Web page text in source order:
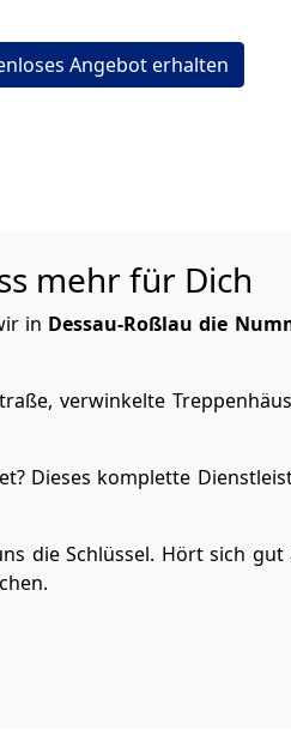
Angebot erhalten
mehr für Dich
in Dessau-Roßlau die
verwinkelte
Dieses komplette
die Schlüssel. Hört sich gut